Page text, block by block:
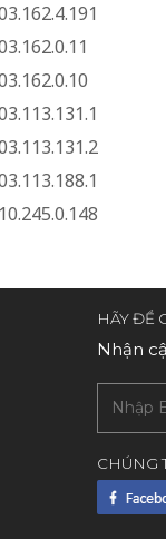
HÃY ĐỂ
Nhận
CHÚNG